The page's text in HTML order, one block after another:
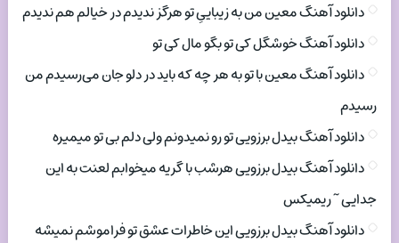
دانلود آهنگ معین من به زیباییِ تو هرگز ندیدم در خیالم هم ندیدم
دانلود آهنگ خوشگل کی تو بگو مال کی تو
دانلود آهنگ معین با تو به هر چه که باید در دلو جان می‌رسیدم من
رسیدم
دانلود آهنگ بیدل برزویی تو رو نمیدونم ولی دلم بی تو میمیره
دانلود آهنگ بیدل برزویی هرشب با گریه میخوابم لعنت به این
جدایی ~ ریمیکس
دانلود آهنگ بیدل برزویی این خاطرات عشق تو فراموشم نمیشه